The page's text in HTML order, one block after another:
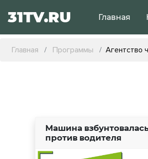
31TV.RU Главная
Главная Программы Агентство
Машина
против водителя